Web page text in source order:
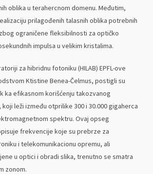
oblika u terahercnom domenu. Međutim,
prilagođenih talasnih oblika potrebnih
ograničene fleksibilnosti za optičko
impulsa u velikim kristalima.
za hibridnu fotoniku (HILAB) EPFL-ove
Ktistine Benea-Čelmus, postigli su
ka efikasnom korišćenju takozvanog
leži između otprilike 300 i 30.000 gigaherca
spektru. Ovaj opseg
frekvencije koje su prebrze za
i telekomunikacionu opremu, ali
u optici i obradi slika, trenutno se smatra
zonom.